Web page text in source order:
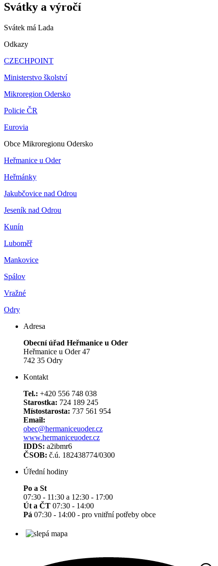
Svátky a výročí
Svátek má Lada
Odkazy
CZECHPOINT
Ministerstvo školství
Mikroregion Odersko
Policie ČR
Eurovia
Obce Mikroregionu Odersko
Heřmanice u Oder
Heřmánky
Jakubčovice nad Odrou
Jeseník nad Odrou
Kunín
Luboměř
Mankovice
Spálov
Vražné
Odry
Adresa
Obecní úřad Heřmanice u Oder
Heřmanice u Oder 47
742 35 Odry
Kontakt
Tel.: +420 556 748 038
Starostka: 724 189 245
Místostarosta: 737 561 954
Email:
obec@hermaniceuoder.cz
www.hermaniceuoder.cz
IDDS: a2ibmr6
ČSOB: č.ú. 182438774/0300
Úřední hodiny
Po a St
07:30 - 11:30 a 12:30 - 17:00
Út a ČT 07:30 - 14:00
Pá 07:30 - 14:00 - pro vnitřní potřeby obce